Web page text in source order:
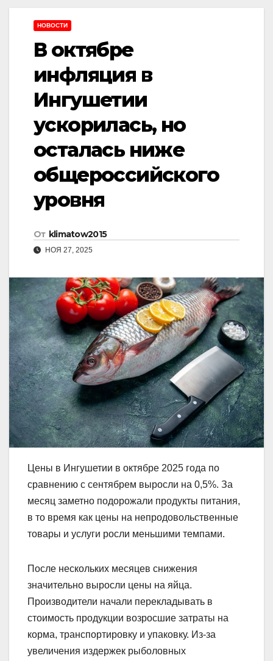
НОВОСТИ
В октябре
инфляция в
Ингушетии
ускорилась, но
осталась ниже
общероссийского
уровня
От klimatow2015
НОЯ 27, 2025
Цены в Ингушетии в октябре 2025 года по
сравнению с сентябрем выросли на 0,5%. За
месяц заметно подорожали продукты питания,
в то время как цены на непродовольственные
товары и услуги росли меньшими темпами.
После нескольких месяцев снижения
значительно выросли цены на яйца.
Производители начали перекладывать в
стоимость продукции возросшие затраты на
корма, транспортировку и упаковку. Из-за
увеличения издержек рыболовных